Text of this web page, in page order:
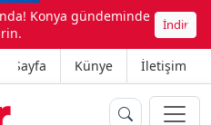
Konya gündeminde
İndir
Sayfa Künye İletişim